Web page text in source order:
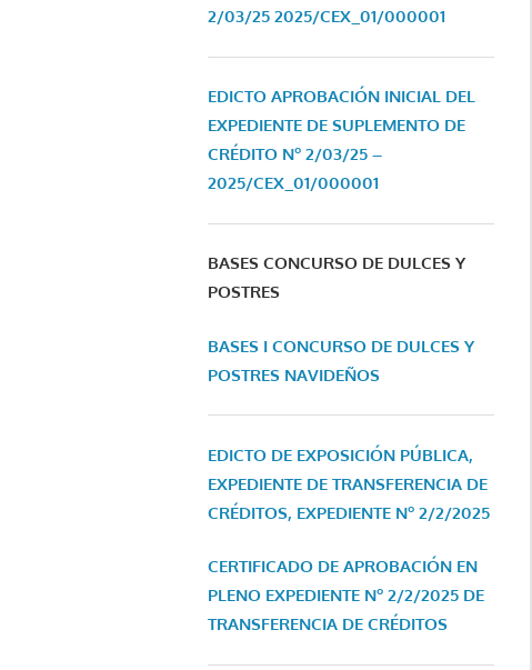
2/03/25 2025/CEX_01/000001
EDICTO APROBACIÓN INICIAL DEL
EXPEDIENTE DE SUPLEMENTO DE
CRÉDITO Nº 2/03/25 –
2025/CEX_01/000001
BASES CONCURSO DE DULCES Y
POSTRES
BASES I CONCURSO DE DULCES Y
POSTRES NAVIDEÑOS
EDICTO DE EXPOSICIÓN PÚBLICA,
EXPEDIENTE DE TRANSFERENCIA DE
CRÉDITOS, EXPEDIENTE Nº 2/2/2025
CERTIFICADO DE APROBACIÓN EN
PLENO EXPEDIENTE Nº 2/2/2025 DE
TRANSFERENCIA DE CRÉDITOS